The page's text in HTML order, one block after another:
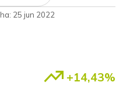
25 jun 2022
+14,43%